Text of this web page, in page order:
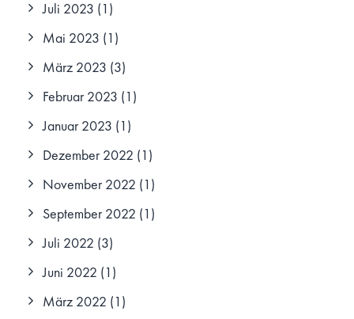
Juli 2023 (1)
Mai 2023 (1)
März 2023 (3)
Februar 2023 (1)
Januar 2023 (1)
Dezember 2022 (1)
November 2022 (1)
September 2022 (1)
Juli 2022 (3)
Juni 2022 (1)
März 2022 (1)